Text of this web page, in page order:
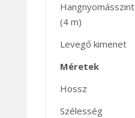
Hangnyomásszint
(4 m)
Levegő kimenet
Méretek
Hossz
Szélesség